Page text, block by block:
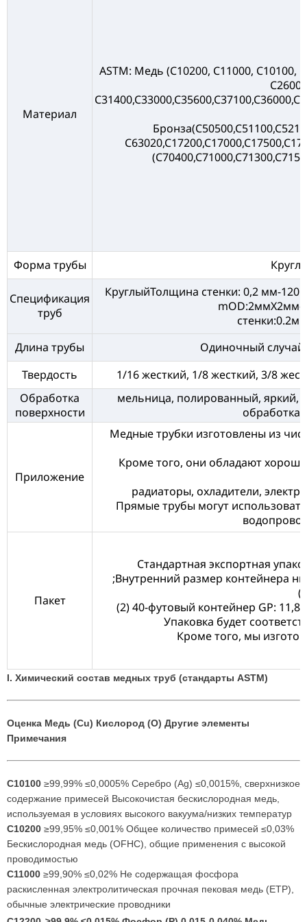
Материал
ASTM: Медь (C10200, C11000, C10100,
Форма трубы
Спецификация
труб
КруглыйТолщина стенки: 0,2 мм-
Длина трубы
Одиночный
Твердость
1/16 жесткий, 1/8 жесткий, 3/8
Обработка
поверхности
мельница, полированный, яркий,
обработка,
Приложение
Медные трубки изготовлены из
Кроме того, они обладают
радиаторы, охладители,
Прямые трубы могут
Пакет
Стандартная экспортная
;Внутренний размер контейнера
(2) 40-футовый контейнер GP:
Упаковка будет
Кроме того, мы
I. Химический состав медных труб (стандарты ASTM)
Оценка Медь (Cu) Кислород (О) Другие элементы
Примечания
C10100 ≥99,99% ≤0,0005% Серебро (Ag) ≤0,0015%, сверхнизкое
содержание примесей Высокочистая бескислородная медь,
используемая в условиях высокого вакуума/низких температур
C10200 ≥99,95% ≤0,001% Общее количество примесей ≤0,03%
Бескислородная медь (OFHC), общие применения с высокой
проводимостью
C11000 ≥99,90% ≤0,02% Не содержащая фосфора
раскисленная электролитическая прочная пековая медь (ETP),
обычные электрические проводники